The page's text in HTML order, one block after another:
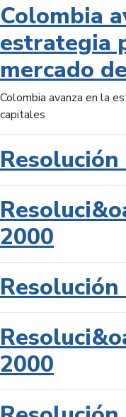
Colombia
estrategia
mercado
Colombia avanza en la
capitales
2000
2000